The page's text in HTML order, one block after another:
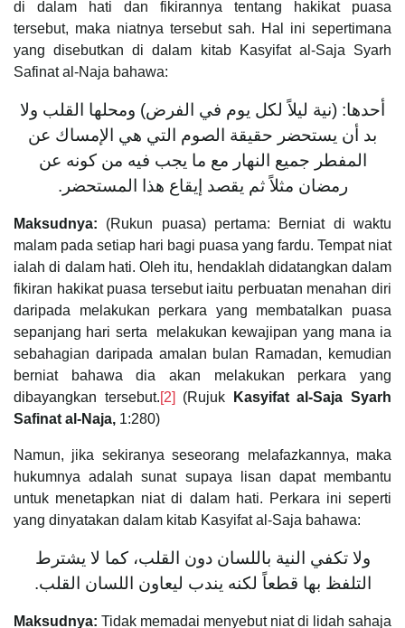
di dalam hati dan fikirannya tentang hakikat puasa
tersebut, maka niatnya tersebut sah. Hal ini sepertimana
yang disebutkan di dalam kitab Kasyifat al-Saja Syarh
Safinat al-Naja bahawa:
أحدها: (نية ليلاً لكل يوم في الفرض) ومحلها القلب ولا
بد أن يستحضر حقيقة الصوم التي هي الإمساك عن
المفطر جميع النهار مع ما يجب فيه من كونه عن
رمضان مثلاً ثم يقصد إيقاع هذا المستحضر.
Maksudnya: (Rukun puasa) pertama: Berniat di waktu
malam pada setiap hari bagi puasa yang fardu. Tempat niat
ialah di dalam hati. Oleh itu, hendaklah didatangkan dalam
fikiran hakikat puasa tersebut iaitu perbuatan menahan diri
daripada melakukan perkara yang membatalkan puasa
sepanjang hari serta melakukan kewajipan yang mana ia
sebahagian daripada amalan bulan Ramadan, kemudian
berniat bahawa dia akan melakukan perkara yang
dibayangkan tersebut.[2] (Rujuk
Kasyifat al-Saja Syarh
Safinat al-Naja, 1:280)
Namun, jika sekiranya seseorang melafazkannya, maka
hukumnya adalah sunat supaya lisan dapat membantu
untuk menetapkan niat di dalam hati. Perkara ini seperti
yang dinyatakan dalam kitab Kasyifat al-Saja bahawa:
ولا تكفي النية باللسان دون القلب، كما لا يشترط
التلفظ بها قطعاً لكنه يندب ليعاون اللسان القلب.
Maksudnya: Tidak memadai menyebut niat di lidah sahaja